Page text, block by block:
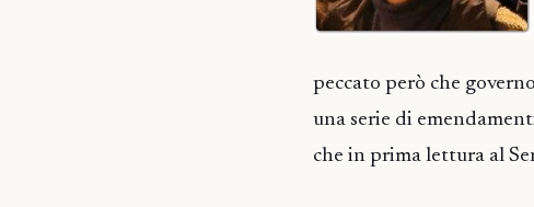
peccato però che
una serie di
che in prima lettura al